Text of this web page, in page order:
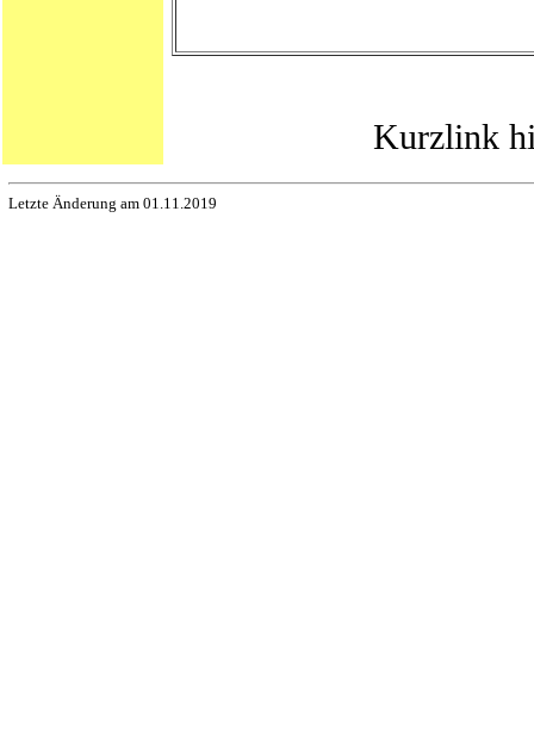
Kurzlink
Letzte Änderung am 01.11.2019